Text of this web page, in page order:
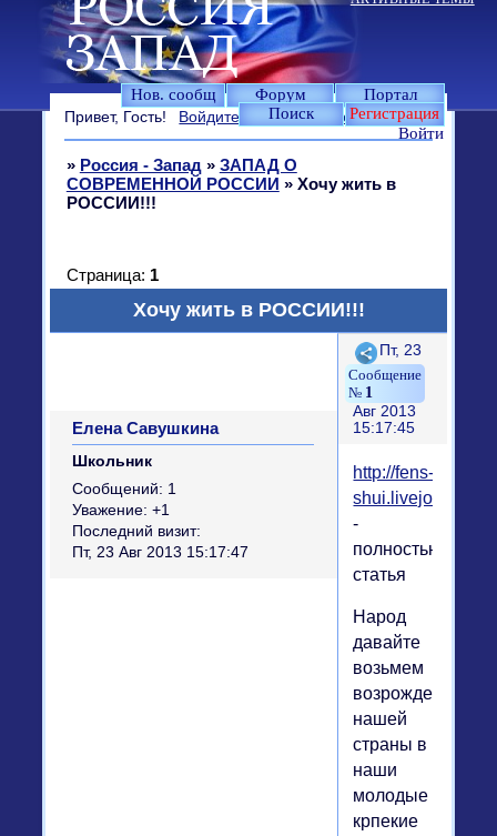
Нов. сообщ Форум
Портал
Поиск
Регистрация
Войти
Привет, Гость! Войдите илизарегистрируйтесь.
» Россия - Запад » ЗАПАД О
СОВРЕМЕННОЙ РОССИИ » Хочу жить в
РОССИИ!!!
Хочу жить в РОССИИ!!!
Страница: 1
Поделиться
1
Пт, 23
Авг 2013
15:17:45
Елена Савушкина
Школьник
Сообщений: 1
Уважение: +1
Последний визит:
Пт, 23 Авг 2013 15:17:47
http://fens-
-
полностью
статья
Народ
давайте
возьмем
возрождение
нашей
страны в
наши
молодые
крпекие